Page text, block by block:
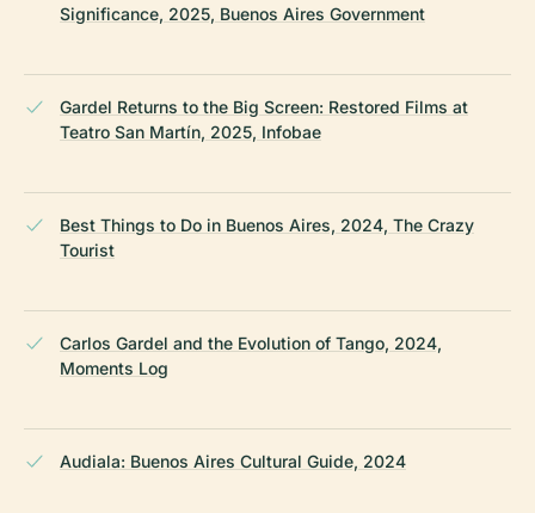
Significance, 2025, Buenos Aires Government
Gardel Returns to the Big Screen: Restored Films at
Teatro San Martín, 2025, Infobae
Best Things to Do in Buenos Aires, 2024, The Crazy
Tourist
Carlos Gardel and the Evolution of Tango, 2024,
Moments Log
Audiala: Buenos Aires Cultural Guide, 2024